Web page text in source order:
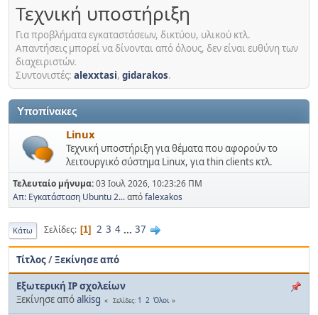
Τεχνική υποστήριξη
Για προβλήματα εγκαταστάσεων, δικτύου, υλικού κτλ.
Απαντήσεις μπορεί να δίνονται από όλους, δεν είναι ευθύνη των
διαχειριστών.
Συντονιστές: alexxtasi, gidarakos.
Υποπίνακες
Linux
Τεχνική υποστήριξη για θέματα που αφορούν το
λειτουργικό σύστημα Linux, για thin clients κτλ.
Τελευταίο μήνυμα:03 Ιουλ 2026, 10:23:26 ΠΜ
Απ: Εγκατάσταση Ubuntu 2...απόfalexakos
Κάτω Σελίδες 1 2 3 4 ... 37
Τίτλος/Ξεκίνησε από
Εξωτερική IP σχολείων
Ξεκίνησε απόalkisg Σελίδες 1 2 Όλοι